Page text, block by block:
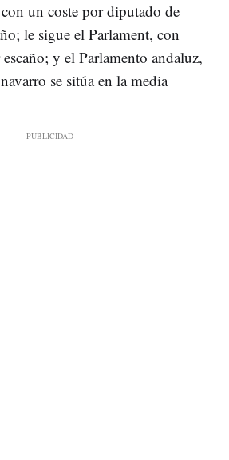
un coste por diputado de
le sigue el Parlament, con
y el Parlamento andaluz,
se sitúa en la media